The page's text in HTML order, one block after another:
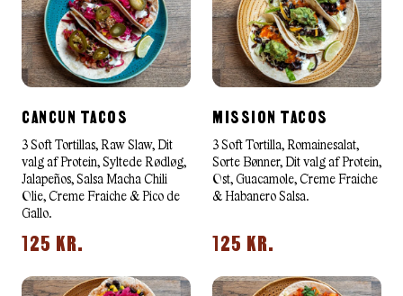
CANCUN TACOS
3 Soft Tortillas, Raw Slaw, Dit
valg af Protein, Syltede Rødløg,
Jalapeños, Salsa Macha Chili
Olie, Creme Fraiche & Pico de
Gallo.
125 KR.
MISSION TACOS
3 Soft Tortilla, Romainesalat,
Sorte Bønner, Dit valg af Protein,
Ost, Guacamole, Creme Fraiche
& Habanero Salsa.
125 KR.